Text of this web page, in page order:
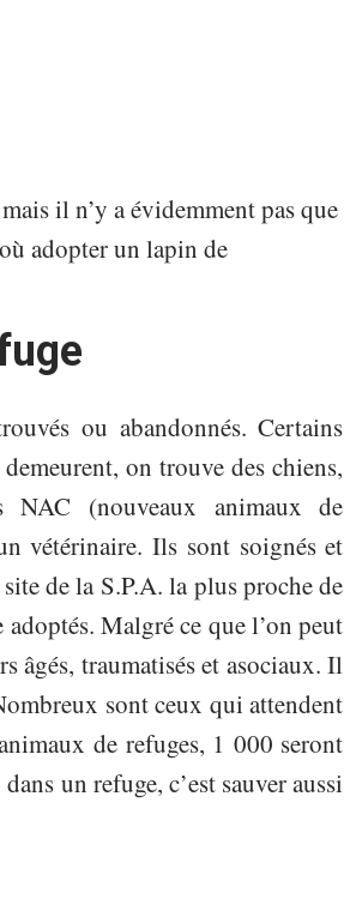
il n’y a évidemment pas que
adopter un lapin de
ou abandonnés. Certains
on trouve des chiens,
NAC (nouveaux animaux de
vétérinaire. Ils sont soignés et
de la S.P.A. la plus proche de
Malgré ce que l’on peut
âgés, traumatisés et asociaux. Il
sont ceux qui attendent
de refuges, 1 000 seront
un refuge, c’est sauver aussi